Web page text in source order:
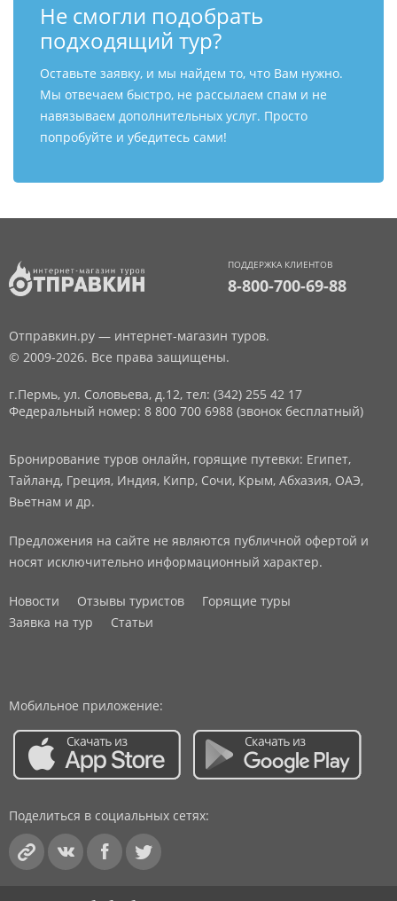
Не смогли подобрать
подходящий тур?
Оставьте заявку, и мы найдем то, что Вам нужно.
Мы отвечаем быстро, не рассылаем спам и не
навязываем дополнительных услуг. Просто
попробуйте и убедитесь сами!
ПОДДЕРЖКА КЛИЕНТОВ
8-800-700-69-88
Отправкин.ру — интернет-магазин туров.
© 2009-2026. Все права защищены.
г.Пермь, ул. Соловьева, д.12, тел: (342) 255 42 17
Федеральный номер: 8 800 700 6988 (звонок бесплатный)
Бронирование туров онлайн, горящие путевки: Египет,
Тайланд, Греция, Индия, Кипр, Сочи, Крым, Абхазия, ОАЭ,
Вьетнам и др.
Предложения на сайте не являются публичной офертой и
носят исключительно информационный характер.
Новости Отзывы туристов
Горящие туры
Заявка на тур
Статьи
Мобильное приложение:
Поделиться в социальных сетях: